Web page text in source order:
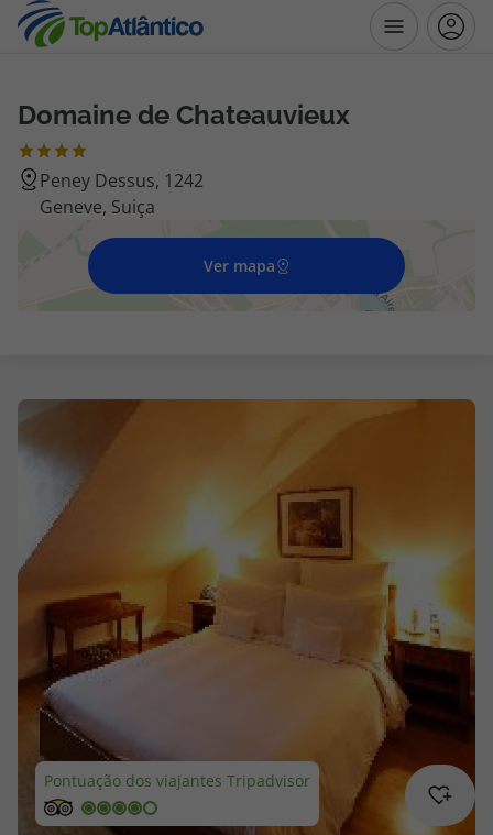
Destinos
Voos
Voos + Hotel
Disneyland ® Paris
Escapadinhas
Cruzeiros
Promoções
Especialistas
Cheque Viagem
Rede de Lojas
Blog TopViagens
Domaine de Chateauvieux
Peney Dessus, 1242
Geneve, Suiça
Ver mapa
Pontuação dos viajantes Tripadvisor